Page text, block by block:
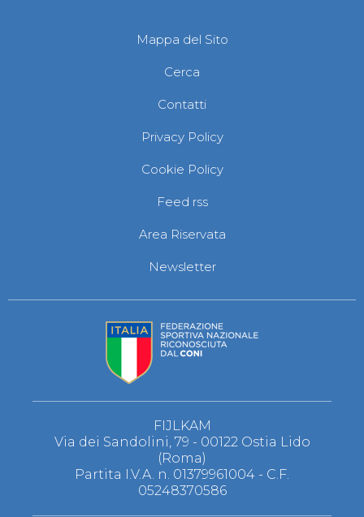
Mappa del Sito
Cerca
Contatti
Privacy Policy
Cookie Policy
Feed rss
Area Riservata
Newsletter
FIJLKAM
Via dei Sandolini, 79 - 00122 Ostia Lido
(Roma)
Partita I.V.A. n. 01379961004 - C.F.
05248370586